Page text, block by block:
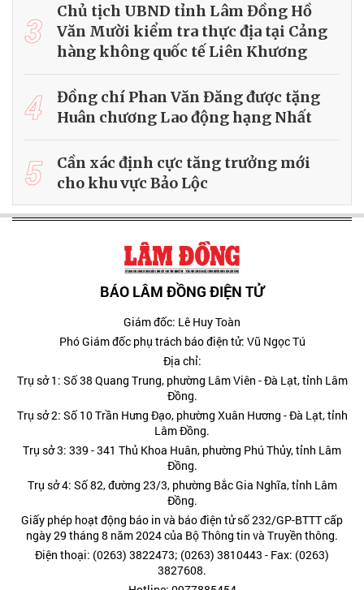
3
Chủ tịch UBND tỉnh Lâm Đồng Hồ
Văn Mười kiểm tra thực địa tại Cảng
hàng không quốc tế Liên Khương
4
Đồng chí Phan Văn Đăng được tặng
Huân chương Lao động hạng Nhất
5
Cần xác định cực tăng trưởng mới
cho khu vực Bảo Lộc
BÁO LÂM ĐỒNG ĐIỆN TỬ
Giám đốc: Lê Huy Toàn
Phó Giám đốc phụ trách báo điện tử: Vũ Ngọc Tú
Địa chỉ:
Trụ sở 1: Số 38 Quang Trung, phường Lâm Viên - Đà Lạt, tỉnh Lâm
Đồng.
Trụ sở 2: Số 10 Trần Hưng Đạo, phường Xuân Hương - Đà Lạt, tỉnh
Lâm Đồng.
Trụ sở 3: 339 - 341 Thủ Khoa Huân, phường Phú Thủy, tỉnh Lâm
Đồng.
Trụ sở 4: Số 82, đường 23/3, phường Bắc Gia Nghĩa, tỉnh Lâm
Đồng.
Giấy phép hoạt động báo in và báo điện tử số 232/GP-BTTT cấp
ngày 29 tháng 8 năm 2024 của Bộ Thông tin và Truyền thông.
Điện thoại: (0263) 3822473; (0263) 3810443 - Fax: (0263)
3827608.